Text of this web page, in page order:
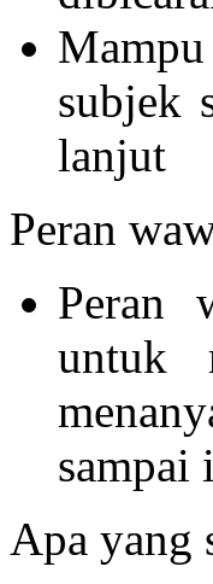
subjek
lanjut
Peran
Peran
untuk
sampai
Apa yang